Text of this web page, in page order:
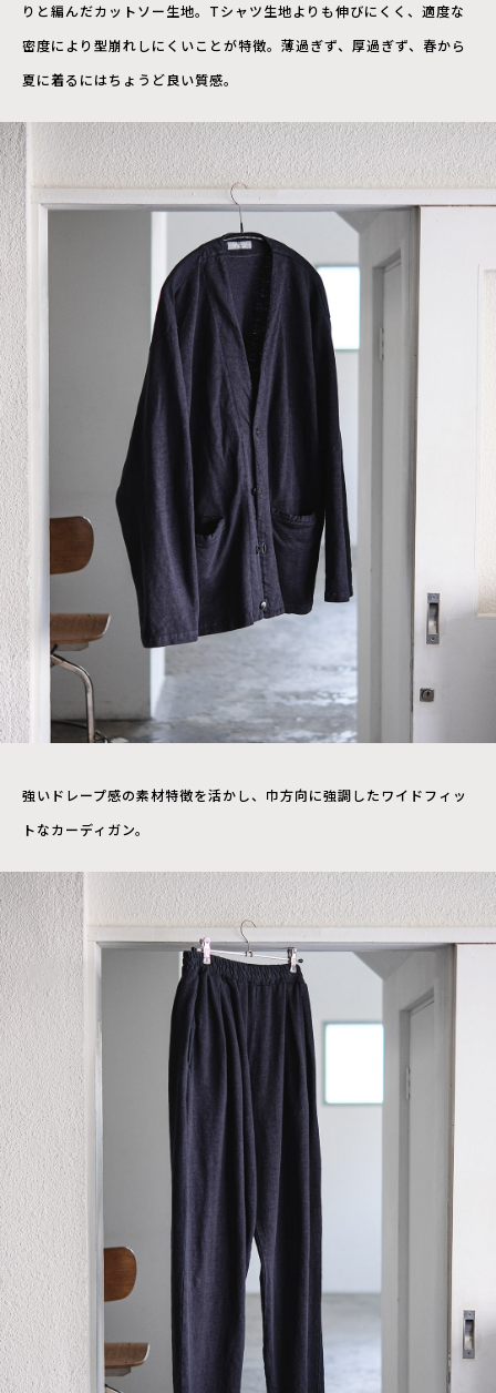
りと編んだカットソー生地。Tシャツ生地よりも伸びにくく、適度な
密度により型崩れしにくいことが特徴。薄過ぎず、厚過ぎず、春から
夏に着るにはちょうど良い質感。
強いドレープ感の素材特徴を活かし、巾方向に強調したワイドフィッ
トなカーディガン。